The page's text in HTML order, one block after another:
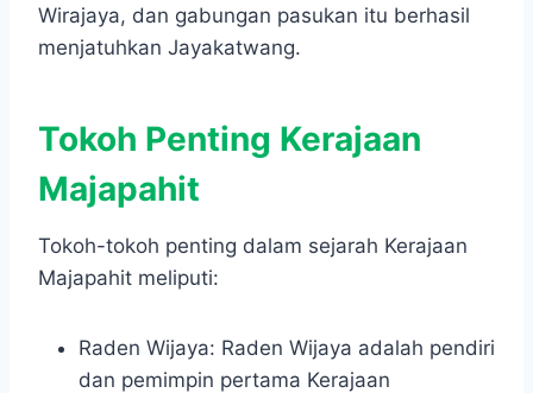
Wirajaya, dan gabungan pasukan itu berhasil
menjatuhkan Jayakatwang.
Tokoh Penting Kerajaan
Majapahit
Tokoh-tokoh penting dalam sejarah Kerajaan
Majapahit meliputi:
Raden Wijaya: Raden Wijaya adalah pendiri
dan pemimpin pertama Kerajaan